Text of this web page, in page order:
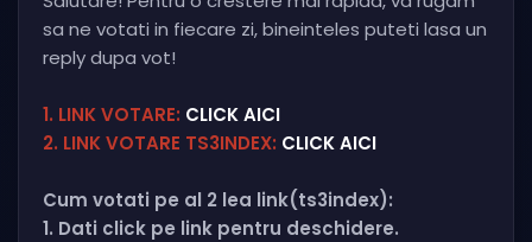
sa ne votati in fiecare zi, bineinteles puteti lasa un
reply dupa vot!
1. LINK VOTARE: CLICK AICI
2. LINK VOTARE TS3INDEX: CLICK AICI
Cum votati pe al 2 lea link(ts3index):
1. Dati click pe link pentru deschidere.